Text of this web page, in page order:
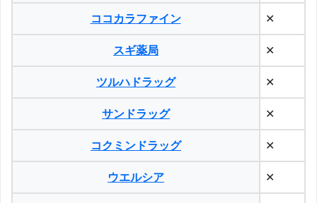
ココカラファイン ✕
スギ薬局 ✕
ツルハドラッグ ✕
サンドラッグ ✕
コクミンドラッグ ✕
ウエルシア ✕